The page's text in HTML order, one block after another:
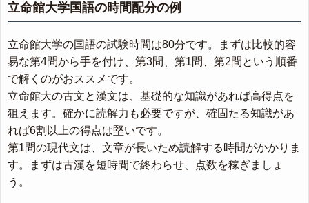
立命館大学国語の時間配分の例
立命館大学の国語の試験時間は80分です。まずは比較的容
易な第4問から手を付け、第3問、第1問、第2問という順番
で解くのがおススメです。
立命館大の古文と漢文は、基礎的な知識があれば高得点を
狙えます。確かに読解力も必要ですが、確固たる知識があ
れば6割以上の得点は堅いです。
第1問の現代文は、文章が長いため読解する時間がかかりま
す。まずは古漢を短時間で終わらせ、点数を稼ぎましょ
う。